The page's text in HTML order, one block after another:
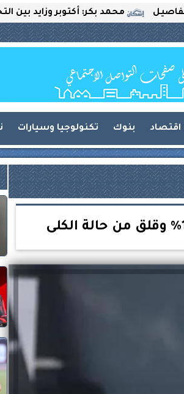
محمد بكر: أكتوبر وزايد بين التحديات
اقتصاد بنوك تكنولوجيا وسيارات